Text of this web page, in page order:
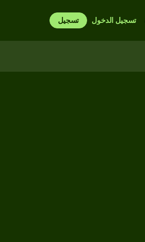
تسجيل الدخول تسجيل